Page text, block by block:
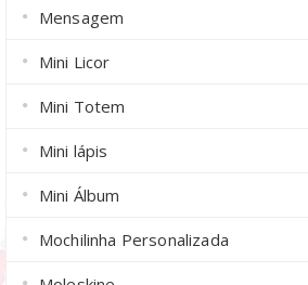
Mensagem
Mini Licor
Mini Totem
Mini lápis
Mini Álbum
Mochilinha Personalizada